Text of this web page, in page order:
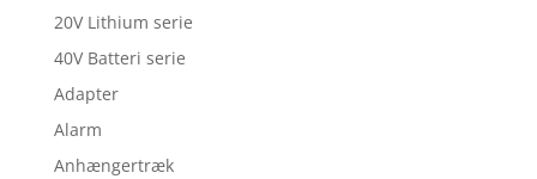
20V Lithium serie
40V Batteri serie
Adapter
Alarm
Anhængertræk